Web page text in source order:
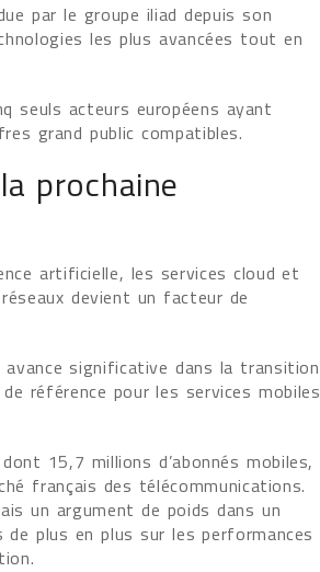
par le groupe iliad depuis son
les plus avancées tout en
seuls acteurs européens ayant
grand public compatibles.
prochaine
artificielle, les services cloud et
devient un facteur de
significative dans la transition
référence pour les services mobiles
15,7 millions d’abonnés mobiles,
français des télécommunications.
un argument de poids dans un
plus en plus sur les performances